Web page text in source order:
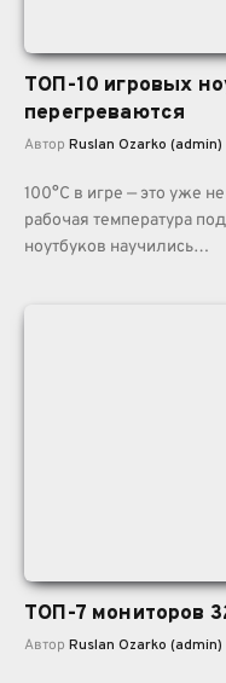
ТОП-10 игровых
перегреваются
Автор Ruslan Ozarko (admin)
100°C в игре — это уже
рабочая температура
ноутбуков научились…
ТОП-7 мониторов
Автор Ruslan Ozarko (admin)